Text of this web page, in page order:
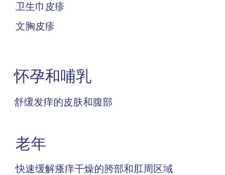
卫生巾皮疹
文胸皮疹
怀孕和哺乳
舒缓发痒的皮肤和腹部
老年
快速缓解瘙痒干燥的胯部和肛周区域